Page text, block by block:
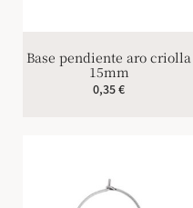
Base pendiente aro criolla
15mm
0,35€